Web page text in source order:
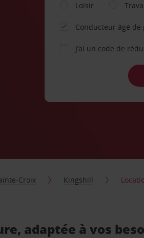
Loisir
Conducteur âgé de
J’ai un code de
Croix Kingshill
adaptée à vos